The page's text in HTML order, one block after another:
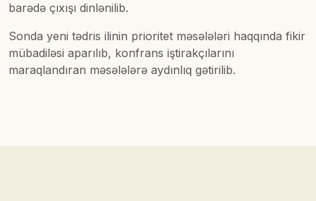
barədə çıxışı dinlənilib.
Sonda yeni tədris ilinin prioritet məsələləri haqqında fikir
mübadiləsi aparılıb, konfrans iştirakçılarını
maraqlandıran məsələlərə aydınlıq gətirilib.